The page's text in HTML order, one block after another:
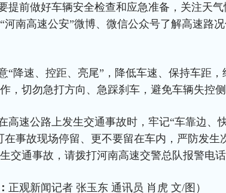
提前做好车辆安全检查和应急准备，关注天气
河南高速公安”微博、微信公众号了解高速路
“降速、控距、亮尾”，降低车速、保持车距
，切勿急打方向、急踩刹车，避免车辆失控侧
高速公路上发生交通事故时，牢记“车靠边、
在事故现场停留、更不要留在车内，严防发生
交通事故，请拨打河南高速交警总队报警电话
正观新闻记者 张玉东 通讯员 肖虎 文/图）